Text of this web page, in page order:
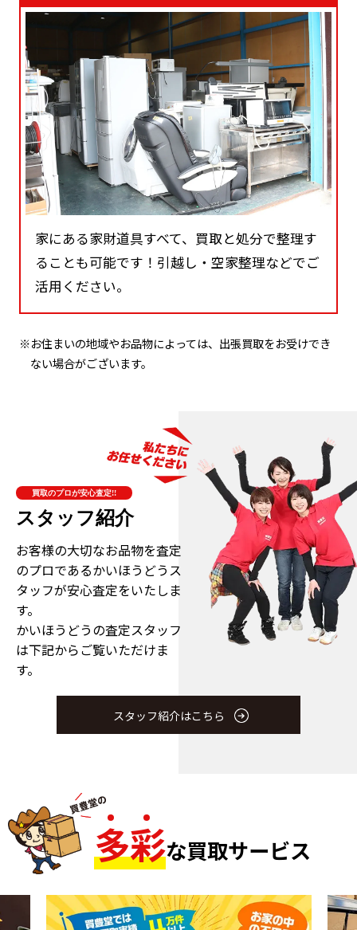
家にある家財道具すべて、買取と処分で整理す
ることも可能です！引越し・空家整理などでご
活用ください。
※お住まいの地域やお品物によっては、出張買取をお受けでき
ない場合がございます。
買取のプロが安心査定!!
スタッフ紹介
お客様の大切なお品物を査定
のプロであるかいほうどうス
タッフが安心査定をいたしま
す。
かいほうどうの査定スタッフ
は下記からご覧いただけま
す。
スタッフ紹介はこちら
多彩な買取サービス